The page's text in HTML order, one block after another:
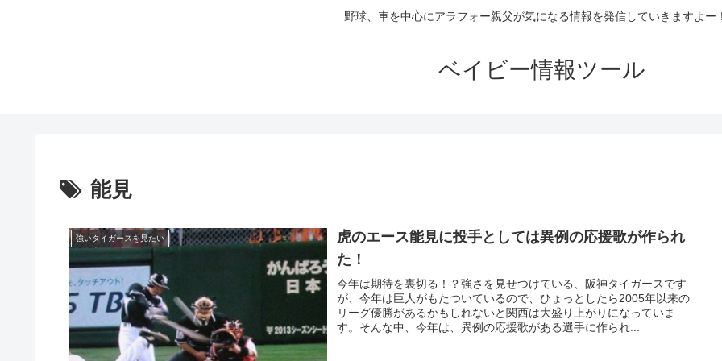
野球、車を中心にアラフォー親父が気になる情報を発信していきますよー
ベイビー情報ツール
能見
強いタイガースを見たい
虎のエース能見に投手としては異例の応援歌が作られ
た！
今年は期待を裏切る！？強さを見せつけている、阪神タイガースです
が、今年は巨人がもたついているので、ひょっとしたら2005年以来の
リーグ優勝があるかもしれないと関西は大盛り上がりになっていま
す。そんな中、今年は、異例の応援歌がある選手に作られ...